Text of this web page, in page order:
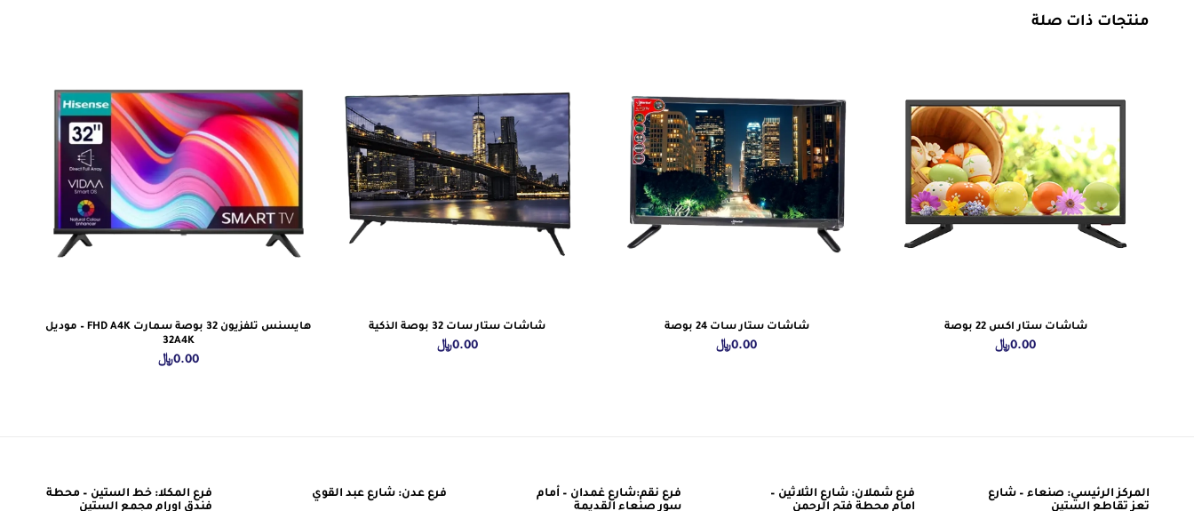
منتجات ذات صلة
شاشات ستار اكس 22 بوصة
0.00﷼
شاشات ستار سات 24 بوصة
0.00﷼
شاشات ستار سات 32 بوصة الذكية
0.00﷼
هايسنس تلفزيون 32 بوصة سمارت FHD A4K – موديل
32A4K
0.00﷼
المركز الرئيسي: صنعاء – شارع
تعز تقاطع الستين
فرع شملان: شارع الثلاثين –
امام محطة فتح الرحمن
فرع نقم:شارع غمدان – أمام
سور صنعاء القديمة
فرع عدن: شارع عبد القوي
فرع المكلا: خط الستين – محطة
فندق اورام مجمع الستين